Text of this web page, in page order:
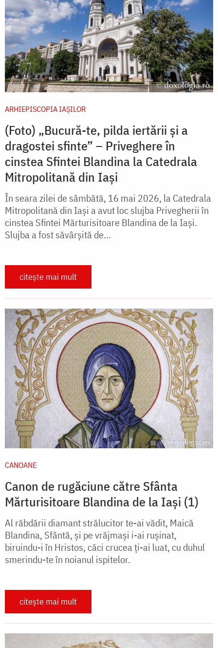
ARHIEPISCOPIA IAŞILOR
(Foto) „Bucură-te, pilda iertării și a
dragostei sfinte” – Priveghere în
cinstea Sfintei Blandina la Catedrala
Mitropolitană din Iași
În seara zilei de sâmbătă, 16 mai 2026, la Catedrala
Mitropolitană din Iași a avut loc slujba Privegherii în
cinstea Sfintei Mărturisitoare Blandina de la Iași.
Slujba a fost săvârșită de...
citește mai mult
CANOANE
Canon de rugăciune către Sfânta
Mărturisitoare Blandina de la Iași (1)
Al răbdării diamant strălucitor te-ai vădit, Maică
Blandina, Sfântă, și pe vrăjmași i-ai rușinat,
biruindu-i în Hristos, căci crucea ți-ai luat, cu duhul
smerindu-te în noianul ispitelor.
citește mai mult